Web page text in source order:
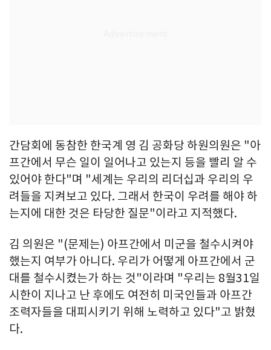
간담회에 동참한 한국계 영 김 공화당 하원의원은 "아
프간에서 무슨 일이 일어나고 있는지 등을 빨리 알 수
있어야 한다"며 "세계는 우리의 리더십과 우리의 우
려들을 지켜보고 있다. 그래서 한국이 우려를 해야 하
는지에 대한 것은 타당한 질문"이라고 지적했다.
김 의원은 "(문제는) 아프간에서 미군을 철수시켜야
했는지 여부가 아니다. 우리가 어떻게 아프간에서 군
대를 철수시켰는가 하는 것"이라며 "우리는 8월31일
시한이 지나고 난 후에도 여전히 미국인들과 아프간
조력자들을 대피시키기 위해 노력하고 있다"고 밝혔
다.